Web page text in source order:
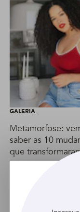
GALERIA
Metamorfose:
saber as 10
que
vida de Rayza